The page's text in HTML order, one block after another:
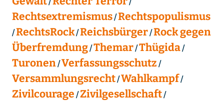
Rechtsextremismus Rechtspopulismus
RechtsRock Reichsbürger Rock gegen
Überfremdung Themar Thügida
Turonen Verfassungsschutz
Versammlungsrecht Wahlkampf
Zivilcourage Zivilgesellschaft